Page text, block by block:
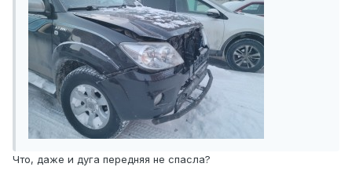
Что, даже и дуга передняя не спасла?